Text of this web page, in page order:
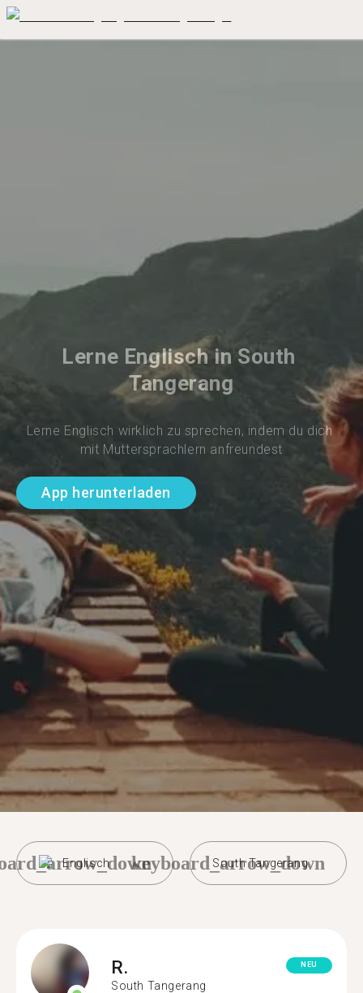
Lerne Englisch in South
Tangerang
Lerne Englisch wirklich zu sprechen, indem du dich
mit Muttersprachlern anfreundest
App herunterladen
Englisch South Tangerang
keyboard_arrow_down
R.
South Tangerang
NEU